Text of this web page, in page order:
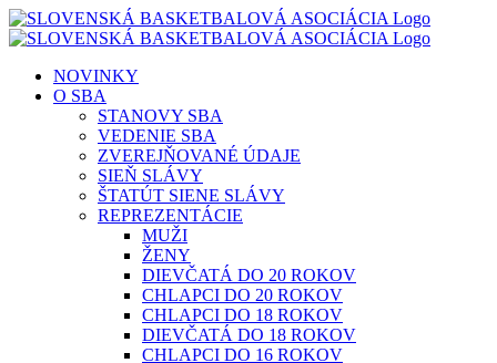
Skip
to
NOVINKY
O SBA
STANOVY SBA
VEDENIE SBA
ZVEREJŇOVANÉ ÚDAJE
SIEŇ SLÁVY
ŠTATÚT SIENE SLÁVY
REPREZENTÁCIE
MUŽI
ŽENY
DIEVČATÁ DO 20 ROKOV
CHLAPCI DO 20 ROKOV
CHLAPCI DO 18 ROKOV
DIEVČATÁ DO 18 ROKOV
CHLAPCI DO 16 ROKOV